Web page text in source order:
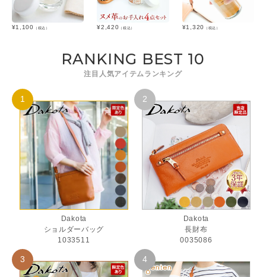
¥1,100 （税込） ¥2,420 （税込） ¥1,320 （税込）
RANKING BEST 10
注目人気アイテムランキング
Dakota
ショルダーバッグ
1033511
Dakota
長財布
0035086